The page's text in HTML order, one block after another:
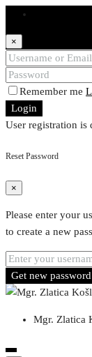
×
Remember me
Login
User registration is
Reset Password
×
Please enter your
to create a new
Get new password
Mgr. Zlatica